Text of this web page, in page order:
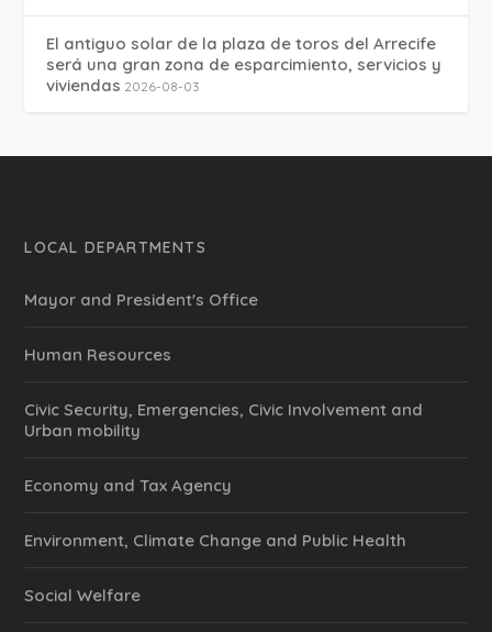
El antiguo solar de la plaza de toros del Arrecife
será una gran zona de esparcimiento, servicios y
viviendas 2026-08-03
LOCAL DEPARTMENTS
Mayor and President's Office
Human Resources
Civic Security, Emergencies, Civic Involvement and
Urban mobility
Economy and Tax Agency
Environment, Climate Change and Public Health
Social Welfare